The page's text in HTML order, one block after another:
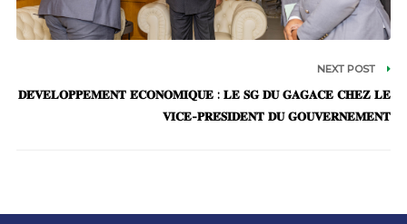
NEXT POST
𝐃𝐄́𝐕𝐄𝐋𝐎𝐏𝐏𝐄𝐌𝐄𝐍𝐓 𝐄́𝐂𝐎𝐍𝐎𝐌𝐈𝐐𝐔𝐄 : 𝐋𝐄 𝐒𝐆 𝐃𝐔 𝐆𝐀𝐆𝐀𝐂𝐄 𝐂𝐇𝐄𝐙 𝐋𝐄
𝐕𝐈𝐂𝐄-𝐏𝐑𝐄́𝐒𝐈𝐃𝐄𝐍𝐓 𝐃𝐔 𝐆𝐎𝐔𝐕𝐄𝐑𝐍𝐄𝐌𝐄𝐍𝐓